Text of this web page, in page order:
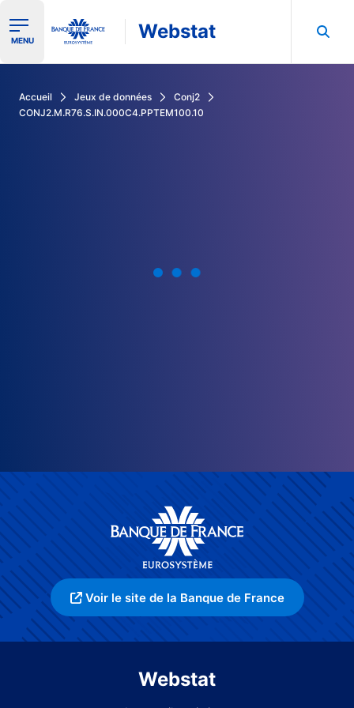
Ouvrir le menu de navigation
MENU Webstat
Accueil Jeux de données
Conj2
CONJ2.M.R76.S.IN.000C4.PPTEM100.10
Voir le site de la Banque de France
Webstat